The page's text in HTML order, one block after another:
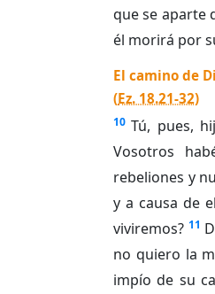
que se aparte
él morirá por
El camino de
(Ez. 18.21-32)
10 Tú, pues,
Vosotros
rebeliones y
y a causa de
viviremos? 11
no quiero la
impío de su